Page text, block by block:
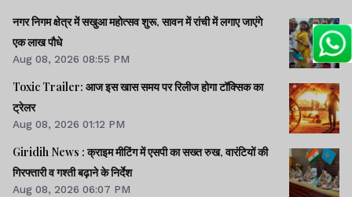
नगर निगम क्षेत्र में सखुआ महोत्सव शुरू, सावन में रांची में लगाए जाएंगे
एक लाख पौधे
Aug 08, 2026 08:55 PM
Toxic Trailer: आज इस खास समय पर रिलीज होगा टॉक्सिक का
ट्रेलर
Aug 08, 2026 01:12 PM
Giridih News : क्राइम मीटिंग में एसपी का सख्त रुख, वारंटियों की
गिरफ्तारी व गश्ती बढ़ाने के निर्देश
Aug 08, 2026 06:07 PM